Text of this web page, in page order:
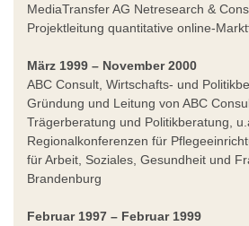
MediaTransfer AG Netresearch &
Projektleitung quantitative online-
März 1999 – November 2000
ABC Consult, Wirtschafts- und
Gründung und Leitung von ABC
Trägerberatung und Politikberatung,
Regionalkonferenzen für
für Arbeit, Soziales, Gesundheit und
Brandenburg
Februar 1997 – Februar 1999